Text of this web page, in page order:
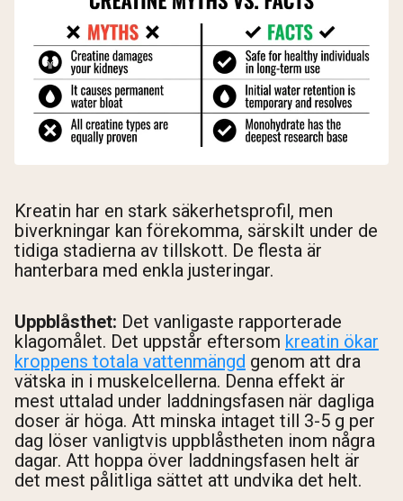
Kreatin har en stark säkerhetsprofil, men
biverkningar kan förekomma, särskilt under de
tidiga stadierna av tillskott. De flesta är
hanterbara med enkla justeringar.
Uppblåsthet: Det vanligaste rapporterade
klagomålet. Det uppstår eftersom kreatin ökar
kroppens totala vattenmängd genom att dra
vätska in i muskelcellerna. Denna effekt är
mest uttalad under laddningsfasen när dagliga
doser är höga. Att minska intaget till 3-5 g per
dag löser vanligtvis uppblåstheten inom några
dagar. Att hoppa över laddningsfasen helt är
det mest pålitliga sättet att undvika det helt.